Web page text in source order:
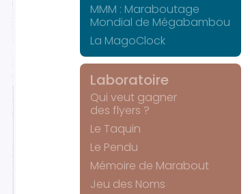
MMM : Maraboutage
Mondial de Mégabambou
La MagoClock
Laboratoire
Qui veut gagner
des flyers ?
Le Taquin
Le Pendu
Mémoire de Marabout
Jeu des Noms